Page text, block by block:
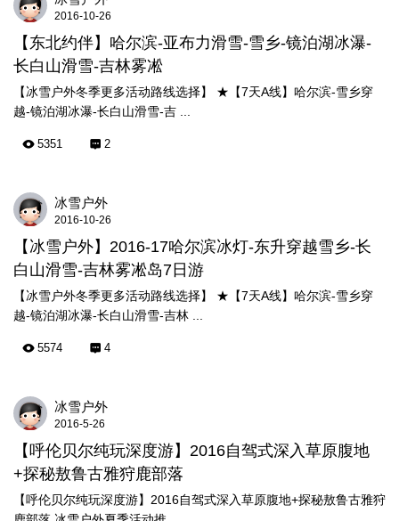
2016-10-26
【东北约伴】哈尔滨-亚布力滑雪-雪乡-镜泊湖冰瀑-
长白山滑雪-吉林雾凇
【冰雪户外冬季更多活动路线选择】 ★【7天A线】哈尔滨-雪乡穿
越-镜泊湖冰瀑-长白山滑雪-吉 ...
5351 2
冰雪户外
2016-10-26
【冰雪户外】2016-17哈尔滨冰灯-东升穿越雪乡-长
白山滑雪-吉林雾凇岛7日游
【冰雪户外冬季更多活动路线选择】 ★【7天A线】哈尔滨-雪乡穿
越-镜泊湖冰瀑-长白山滑雪-吉林 ...
5574 4
冰雪户外
2016-5-26
【呼伦贝尔纯玩深度游】2016自驾式深入草原腹地
+探秘敖鲁古雅狩鹿部落
【呼伦贝尔纯玩深度游】2016自驾式深入草原腹地+探秘敖鲁古雅狩